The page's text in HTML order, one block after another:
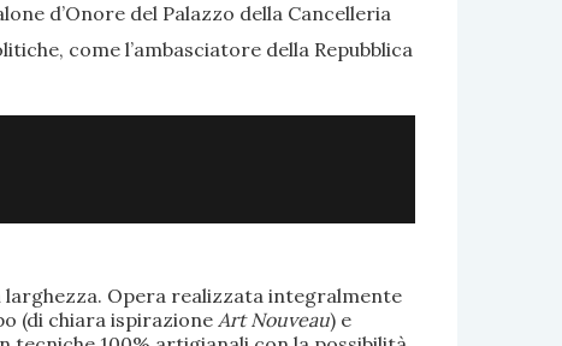
d’Onore del Palazzo della Cancelleria
come l’ambasciatore della Repubblica
larghezza. Opera realizzata integralmente
(di chiara ispirazioneArt Nouveau) e